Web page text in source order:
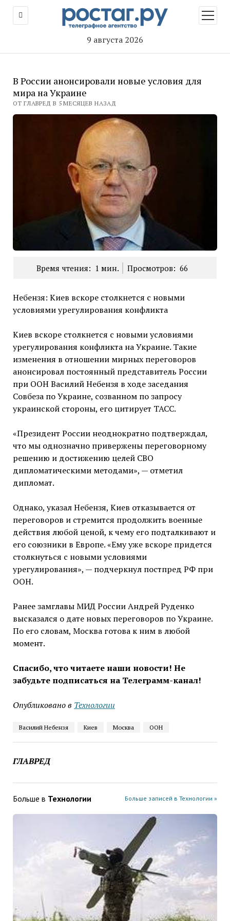
9 августа 2026
меню
В России анонсировали новые условия для
мира на Украине
ОТ ГЛАВРЕД В 5 МЕСЯЦЕВ НАЗАД
Время чтения: 1 мин. Просмотров: 66
Небензя: Киев вскоре столкнется с новыми
условиями урегулирования конфликта
Киев вскоре столкнется с новыми условиями
урегулирования конфликта на Украине. Такие
изменения в отношении мирных переговоров
анонсировал постоянный представитель России
при ООН Василий Небензя в ходе заседания
Совбеза по Украине, созванном по запросу
украинской стороны, его цитирует ТАСС.
«Президент России неоднократно подтверждал,
что мы однозначно привержены переговорному
решению и достижению целей СВО
дипломатическими методами», — отметил
дипломат.
Однако, указал Небензя, Киев отказывается от
переговоров и стремится продолжить военные
действия любой ценой, к чему его подталкивают и
его союзники в Европе. «Ему уже вскоре придется
столкнуться с новыми условиями
урегулирования», — подчеркнул постпред РФ при
ООН.
Ранее замглавы МИД России Андрей Руденко
высказался о дате новых переговоров по Украине.
По его словам, Москва готова к ним в любой
момент.
Спасибо, что читаете наши новости! Не
забудьте подписаться на Телеграмм-канал!
Опубликовано в Технологии
Василий Небензя Киев Москва ООН
ГЛАВРЕД
Больше в Технологии Больше записей в Технологии »